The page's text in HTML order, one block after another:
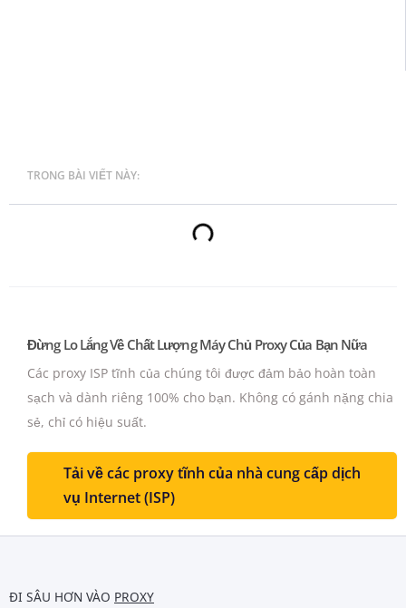
TRONG BÀI VIẾT NÀY:
Đừng Lo Lắng Về Chất Lượng Máy Chủ Proxy Của Bạn Nữa
Các proxy ISP tĩnh của chúng tôi được đảm bảo hoàn toàn
sạch và dành riêng 100% cho bạn. Không có gánh nặng chia
sẻ, chỉ có hiệu suất.
Tải về các proxy tĩnh của nhà cung cấp dịch
vụ Internet (ISP)
ĐI SÂU HƠN VÀO PROXY